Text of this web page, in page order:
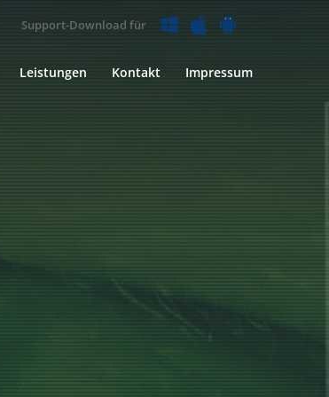
Support-Download für
Leistungen Kontakt Impressum